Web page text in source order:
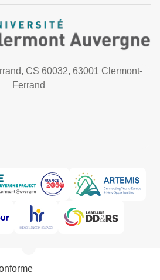
CS 60032, 63001 Clermont-
Ferrand